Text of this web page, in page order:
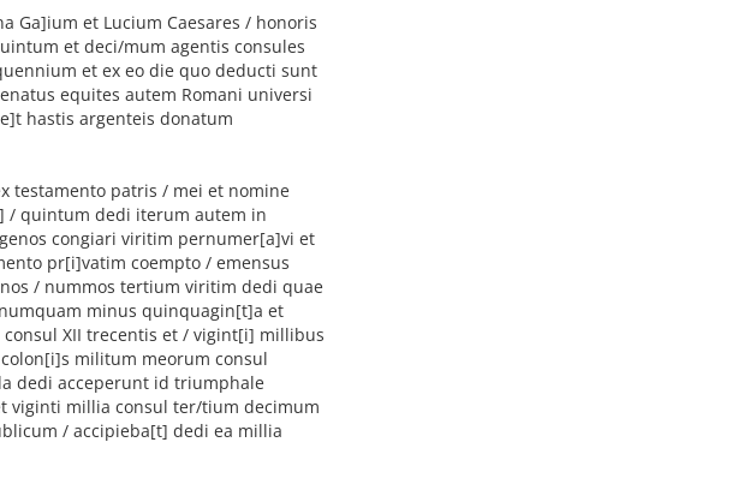
Ga]ium et Lucium Caesares / honoris
et deci/mum agentis consules
et ex eo die quo deducti sunt
equites autem Romani universi
hastis argenteis donatum
testamento patris / mei et nomine
/ quintum dedi iterum autem in
congiari viritim pernumer[a]vi et
pr[i]vatim coempto / emensus
/ nummos tertium viritim dedi quae
minus quinquagin[t]a et
XII trecentis et / vigint[i] millibus
militum meorum consul
dedi acceperunt id triumphale
viginti millia consul ter/tium decimum
/ accipieba[t] dedi ea millia